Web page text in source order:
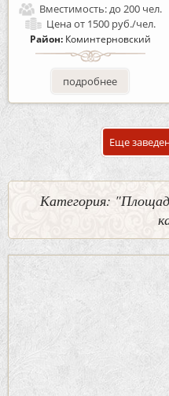
Вместимость:до 200 чел.
Ценаот 1500 руб./чел.
Район: Коминтерновский
подробнее
Еще
Категория: